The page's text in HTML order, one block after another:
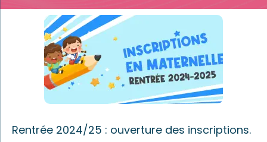
Rentrée 2024/25 : ouverture des inscriptions.